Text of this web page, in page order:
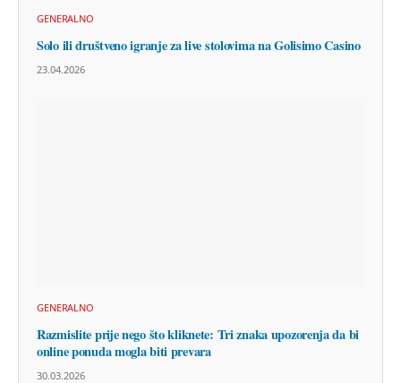
GENERALNO
Solo ili društveno igranje za live stolovima na Golisimo Casino
23.04.2026
GENERALNO
Razmislite prije nego što kliknete: Tri znaka upozorenja da bi
online ponuda mogla biti prevara
30.03.2026